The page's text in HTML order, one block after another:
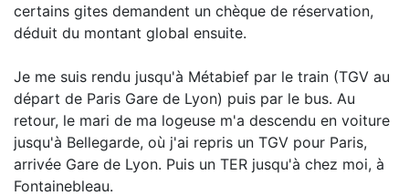
certains gites demandent un chèque de réservation,
déduit du montant global ensuite.
Je me suis rendu jusqu'à Métabief par le train (TGV au
départ de Paris Gare de Lyon) puis par le bus. Au
retour, le mari de ma logeuse m'a descendu en voiture
jusqu'à Bellegarde, où j'ai repris un TGV pour Paris,
arrivée Gare de Lyon. Puis un TER jusqu'à chez moi, à
Fontainebleau.